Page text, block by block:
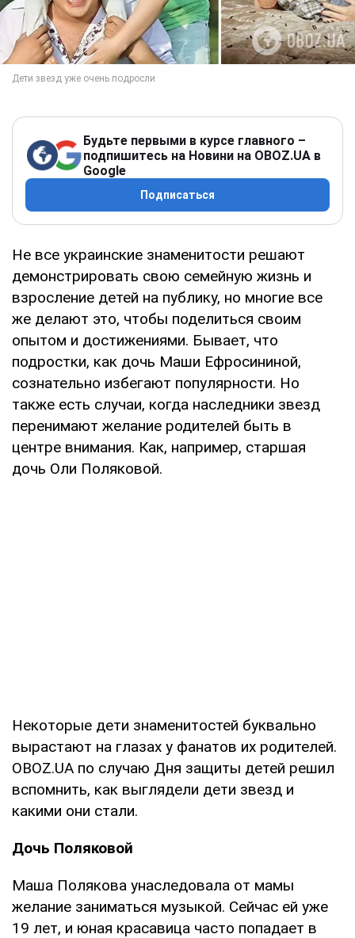
Будьте первыми в курсе главного –
подпишитесь на Новини на OBOZ.UA в
Google
Подписаться
Не все украинские знаменитости решают
демонстрировать свою семейную жизнь и
взросление детей на публику, но многие все
же делают это, чтобы поделиться своим
опытом и достижениями. Бывает, что
подростки, как дочь Маши Ефросининой,
сознательно избегают популярности. Но
также есть случаи, когда наследники звезд
перенимают желание родителей быть в
центре внимания. Как, например, старшая
дочь Оли Поляковой.
Некоторые дети знаменитостей буквально
вырастают на глазах у фанатов их родителей.
OBOZ.UA по случаю Дня защиты детей решил
вспомнить, как выглядели дети звезд и
какими они стали.
Дочь Поляковой
Маша Полякова унаследовала от мамы
желание заниматься музыкой. Сейчас ей уже
19 лет, и юная красавица часто попадает в